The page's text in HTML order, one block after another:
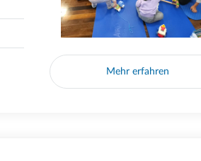
Mehr erfahren